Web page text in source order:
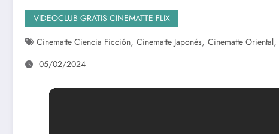
VIDEOCLUB GRATIS CINEMATTE FLIX
Cinematte Ciencia Ficción, Cinematte Japonés, Cinematte Oriental,
05/02/2024